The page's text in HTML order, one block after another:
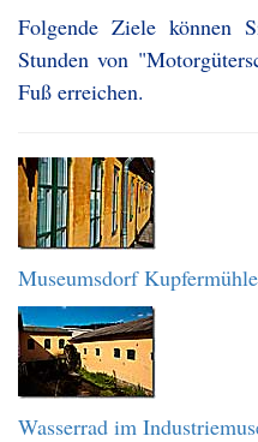
Folgende Ziele
Stunden von
Fuß erreichen.
Museumsdorf Kupfermühle
Wasserrad im